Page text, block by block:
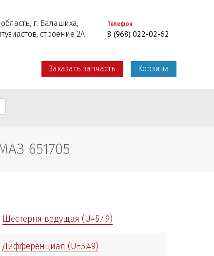
г. Балашиха,
строение 2А
Телефон
8 (968) 022-02-62
Заказать запчасть Корзина
651705
Шестерня ведущая (U=5.49)
Дифференциал (U=5.49)